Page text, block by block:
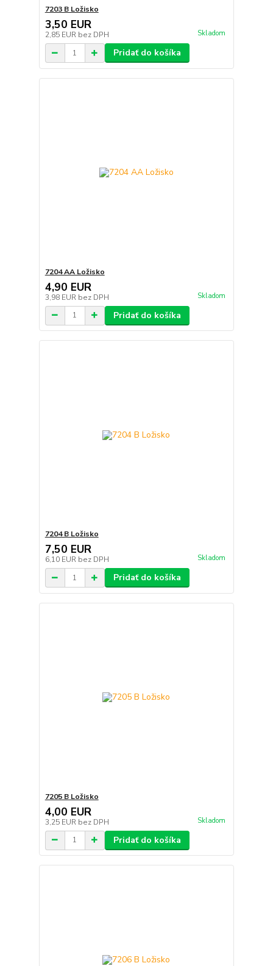
7203 B Ložisko
3,50 EUR
2,85 EUR bez DPH Skladom
Pridať do košíka
7204 AA Ložisko
4,90 EUR
3,98 EUR bez DPH Skladom
Pridať do košíka
7204 B Ložisko
7,50 EUR
6,10 EUR bez DPH Skladom
Pridať do košíka
7205 B Ložisko
4,00 EUR
3,25 EUR bez DPH Skladom
Pridať do košíka